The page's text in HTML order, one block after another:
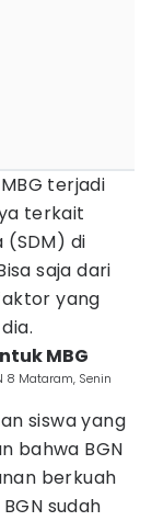
terjadi
terkait
(SDM) di
saja dari
yang
MBG
8 Mataram, Senin
siswa yang
bahwa BGN
berkuah
sudah